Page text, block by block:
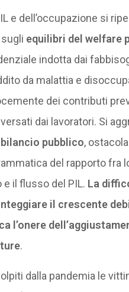
e dell’occupazione si
equilibri del welfare
indotta dai
da malattia e
dei contributi
dai lavoratori. Si
pubblico,
del rapporto fra
il flusso del PIL. La
il crescente
l’onere
.
dalla pandemia le